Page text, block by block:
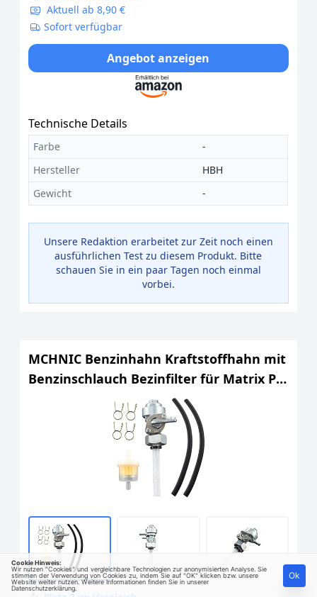
Aktuell ab 8,90 €
Sofort verfügbar
Angebot anzeigen
Technische Details
Farbe
-
Hersteller
HBH
Gewicht
-
Unsere Redaktion erarbeitet zur Zeit noch einen
ausführlichen Test zu diesem Produkt. Bitte
schauen Sie in ein paar Tagen noch einmal
vorbei.
MCHNIC Benzinhahn Kraftstoffhahn mit
Benzinschlauch Bezinfilter für Matrix PG
3010-F 3KW 6, 5PS
Cookie Hinweis:
Wir nutzen "Cookies" und vergleichbare Technologien zur anonymisierten Analyse. Sie
stimmen der Verwendung von Cookies zu, indem Sie auf "OK" klicken bzw. unsere
Website weiter nutzen. Weitere Informationen finden Sie in unserer
Datenschutzerklärung
Ok